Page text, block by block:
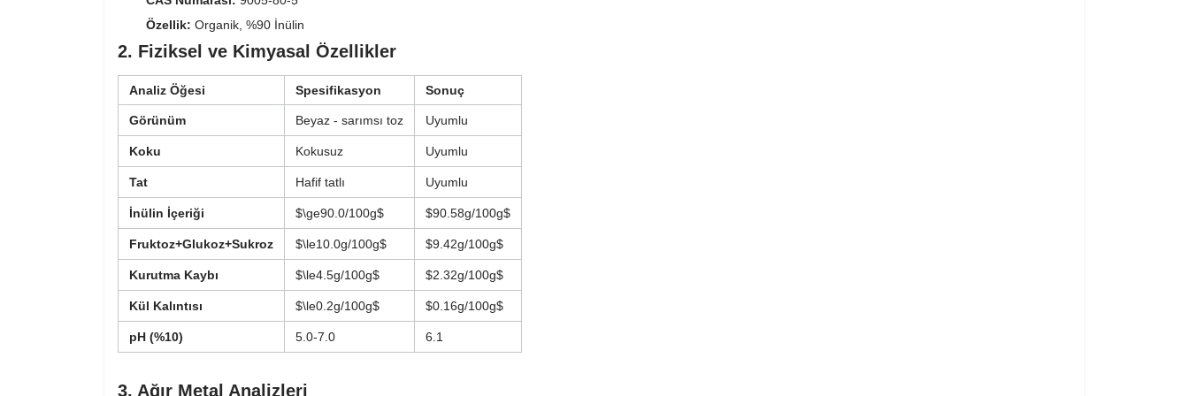
Özellik: Organik, %90 İnülin
2. Fiziksel ve Kimyasal Özellikler
Analiz Öğesi Spesifikasyon Sonuç
Görünüm Beyaz - sarımsı toz Uyumlu
Koku Kokusuz Uyumlu
Tat Hafif tatlı Uyumlu
İnülin İçeriği $\ge90.0/100g$ $90.58g/100g$
Fruktoz+Glukoz+Sukroz $\le10.0g/100g$ $9.42g/100g$
Kurutma Kaybı $\le4.5g/100g$ $2.32g/100g$
Kül Kalıntısı $\le0.2g/100g$ $0.16g/100g$
pH (%10) 5.0-7.0 6.1
3. Ağır Metal Analizleri